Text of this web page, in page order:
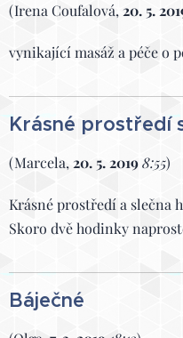
(Irena Coufalová,20. 5.
vynikající masáž a péče o
Krásné prostředí
(Marcela,20. 5. 20198:55)
Krásné prostředí a slečna
Skoro dvě hodinky
Báječné